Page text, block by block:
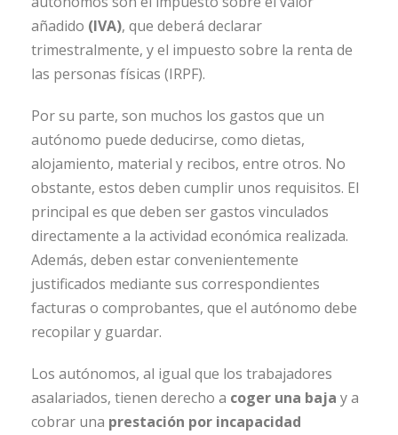
añadido (IVA), que deberá declarar
trimestralmente, y el impuesto sobre la renta de
las personas físicas (IRPF).
Por su parte, son muchos los gastos que un
autónomo puede deducirse, como dietas,
alojamiento, material y recibos, entre otros. No
obstante, estos deben cumplir unos requisitos. El
principal es que deben ser gastos vinculados
directamente a la actividad económica realizada.
Además, deben estar convenientemente
justificados mediante sus correspondientes
facturas o comprobantes, que el autónomo debe
recopilar y guardar.
Los autónomos, al igual que los trabajadores
asalariados, tienen derecho a coger una baja y a
cobrar una prestación por incapacidad